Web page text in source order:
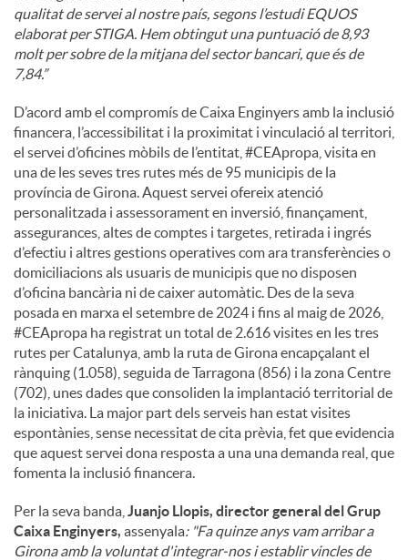
qualitat de servei al nostre país, segons l’estudi EQUOS
elaborat per STIGA. Hem obtingut una puntuació de 8,93
molt per sobre de la mitjana del sector bancari, que és de
7,84.”
D’acord amb el compromís de Caixa Enginyers amb la inclusió
financera, l’accessibilitat i la proximitat i vinculació al territori,
el servei d’oficines mòbils de l’entitat, #CEApropa, visita en
una de les seves tres rutes més de 95 municipis de la
província de Girona. Aquest servei ofereix atenció
personalitzada i assessorament en inversió, finançament,
assegurances, altes de comptes i targetes, retirada i ingrés
d’efectiu i altres gestions operatives com ara transferències o
domiciliacions als usuaris de municipis que no disposen
d’oficina bancària ni de caixer automàtic. Des de la seva
posada en marxa el setembre de 2024 i fins al maig de 2026,
#CEApropa ha registrat un total de 2.616 visites en les tres
rutes per Catalunya, amb la ruta de Girona encapçalant el
rànquing (1.058), seguida de Tarragona (856) i la zona Centre
(702), unes dades que consoliden la implantació territorial de
la iniciativa. La major part dels serveis han estat visites
espontànies, sense necessitat de cita prèvia, fet que evidencia
que aquest servei dona resposta a una una demanda real, que
fomenta la inclusió financera.
Per la seva banda, Juanjo Llopis, director general del Grup
Caixa Enginyers, assenyala: "Fa quinze anys vam arribar a
Girona amb la voluntat d'integrar-nos i establir vincles de